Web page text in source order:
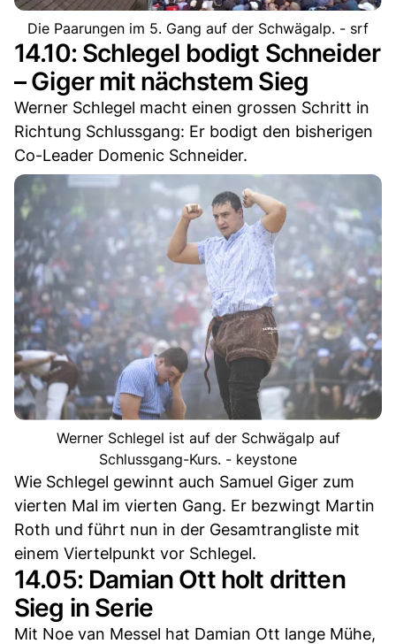
Die Paarungen im 5. Gang auf der Schwägalp. - srf
14.10: Schlegel bodigt Schneider
– Giger mit nächstem Sieg
Werner Schlegel macht einen grossen Schritt in
Richtung Schlussgang: Er bodigt den bisherigen
Co-Leader Domenic Schneider.
Werner Schlegel ist auf der Schwägalp auf
Schlussgang-Kurs. - keystone
Wie Schlegel gewinnt auch Samuel Giger zum
vierten Mal im vierten Gang. Er bezwingt Martin
Roth und führt nun in der Gesamtrangliste mit
einem Viertelpunkt vor Schlegel.
14.05: Damian Ott holt dritten
Sieg in Serie
Mit Noe van Messel hat Damian Ott lange Mühe,